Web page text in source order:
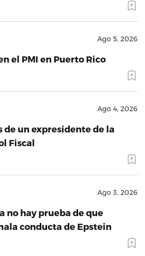
Ago 5, 2026
el PMI en Puerto Rico
Ago 4, 2026
de un expresidente de la
Fiscal
Ago 3, 2026
no hay prueba de que
conducta de Epstein